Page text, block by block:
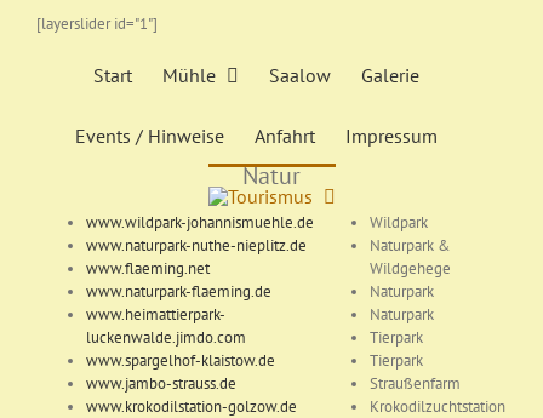
[layerslider id="1"]
Start Mühle Saalow Galerie
Events / Hinweise Anfahrt Impressum
Natur
www.wildpark-johannismuehle.de
www.naturpark-nuthe-nieplitz.de
www.flaeming.net
www.naturpark-flaeming.de
www.heimattierpark-
luckenwalde.jimdo.com
www.spargelhof-klaistow.de
www.jambo-strauss.de
www.krokodilstation-golzow.de
Wildpark
Naturpark &
Wildgehege
Naturpark
Naturpark
Tierpark
Tierpark
Straußenfarm
Krokodilzuchtstation